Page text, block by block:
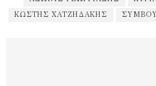
ΚΩΣΤΉΣ ΧΑΤΖΗΔΆΚΗΣ